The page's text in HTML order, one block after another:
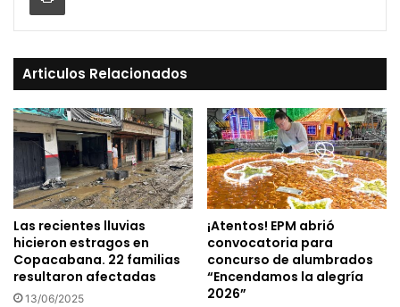
Articulos Relacionados
Las recientes lluvias
hicieron estragos en
Copacabana. 22 familias
resultaron afectadas
13/06/2025
¡Atentos! EPM abrió
convocatoria para
concurso de alumbrados
“Encendamos la alegría
2026”